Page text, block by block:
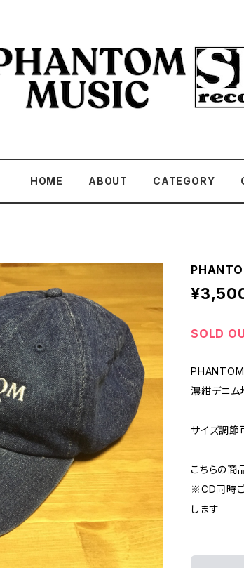
HOME ABOUT CATEGORY
SOLD
濃紺デニム
サイズ調節
こちらの商
※CD同時
します